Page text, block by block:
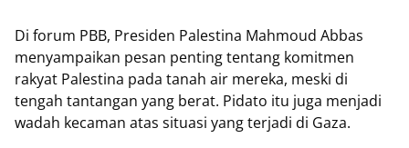
Di forum PBB, Presiden Palestina Mahmoud Abbas
menyampaikan pesan penting tentang komitmen
rakyat Palestina pada tanah air mereka, meski di
tengah tantangan yang berat. Pidato itu juga menjadi
wadah kecaman atas situasi yang terjadi di Gaza.